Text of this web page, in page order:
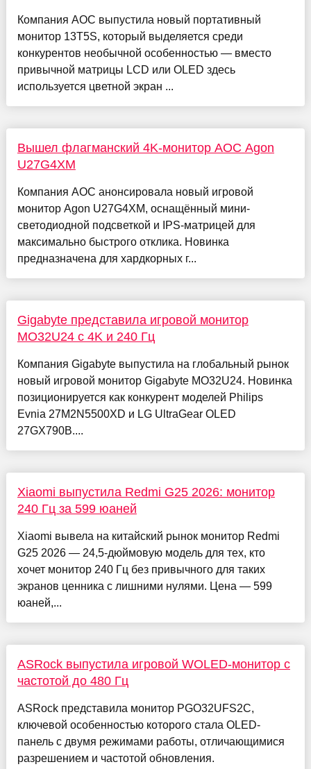
Компания AOC выпустила новый портативный
монитор 13T5S, который выделяется среди
конкурентов необычной особенностью — вместо
привычной матрицы LCD или OLED здесь
используется цветной экран ...
Вышел флагманский 4K-монитор AOC Agon
U27G4XM
Компания AOC анонсировала новый игровой
монитор Agon U27G4XM, оснащённый мини-
светодиодной подсветкой и IPS-матрицей для
максимально быстрого отклика. Новинка
предназначена для хардкорных г...
Gigabyte представила игровой монитор
MO32U24 с 4K и 240 Гц
Компания Gigabyte выпустила на глобальный рынок
новый игровой монитор Gigabyte MO32U24. Новинка
позиционируется как конкурент моделей Philips
Evnia 27M2N5500XD и LG UltraGear OLED
27GX790B....
Xiaomi выпустила Redmi G25 2026: монитор
240 Гц за 599 юаней
Xiaomi вывела на китайский рынок монитор Redmi
G25 2026 — 24,5-дюймовую модель для тех, кто
хочет монитор 240 Гц без привычного для таких
экранов ценника с лишними нулями. Цена — 599
юаней,...
ASRock выпустила игровой WOLED-монитор с
частотой до 480 Гц
ASRock представила монитор PGO32UFS2C,
ключевой особенностью которого стала OLED-
панель с двумя режимами работы, отличающимися
разрешением и частотой обновления.